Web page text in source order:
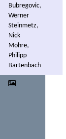
Bubregovic,
Werner
Steinmetz,
Nick
Mohre,
Philipp
Bartenbach